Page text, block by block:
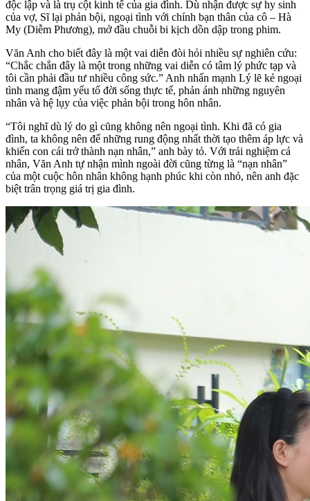
độc lập và là trụ cột kinh tế của gia đình. Dù nhận được sự hy sinh
của vợ, Sĩ lại phản bội, ngoại tình với chính bạn thân của cô – Hà
My (Diễm Phương), mở đầu chuỗi bi kịch dồn dập trong phim.
Văn Anh cho biết đây là một vai diễn đòi hỏi nhiều sự nghiên cứu:
“Chắc chắn đây là một trong những vai diễn có tâm lý phức tạp và
tôi cần phải đầu tư nhiều công sức.” Anh nhấn mạnh Lý lẽ kẻ ngoại
tình mang đậm yếu tố đời sống thực tế, phản ánh những nguyên
nhân và hệ lụy của việc phản bội trong hôn nhân.
“Tôi nghĩ dù lý do gì cũng không nên ngoại tình. Khi đã có gia
đình, ta không nên để những rung động nhất thời tạo thêm áp lực và
khiến con cái trở thành nạn nhân,” anh bày tỏ. Với trải nghiệm cá
nhân, Văn Anh tự nhận mình ngoài đời cũng từng là “nạn nhân”
của một cuộc hôn nhân không hạnh phúc khi còn nhỏ, nên anh đặc
biệt trân trọng giá trị gia đình.